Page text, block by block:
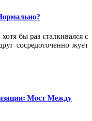
бы раз сталкивался с
сосредоточенно жует
Мост Между